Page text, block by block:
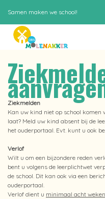
Samen maken we school!
Ziekmelden
Kan uw kind niet op school komen
laat? Meld uw kind absent bij de
het ouderportaal. Evt. kunt u ook
Verlof
Wilt u om een bijzondere reden
bent u volgens de leerplichtwet
de school. Dit kan ook via een
ouderportaal.
Verlof dient u minimaal acht